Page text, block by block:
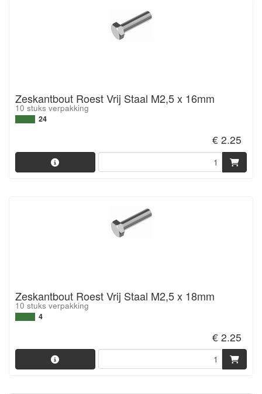
Zeskantbout Roest Vrij Staal M2,5 x 16mm
10 stuks verpakking
24
€ 2.25
Zeskantbout Roest Vrij Staal M2,5 x 18mm
10 stuks verpakking
4
€ 2.25